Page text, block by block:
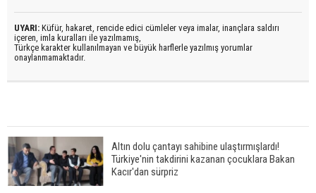
UYARI: Küfür, hakaret, rencide edici cümleler veya imalar, inançlara saldırı
içeren, imla kuralları ile yazılmamış,
Türkçe karakter kullanılmayan ve büyük harflerle yazılmış yorumlar
onaylanmamaktadır.
Altın dolu çantayı sahibine ulaştırmışlardı!
Türkiye'nin takdirini kazanan çocuklara Bakan
Kacır'dan sürpriz